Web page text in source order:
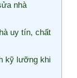
nhà
uy tín, chất
kỹ lưỡng khi